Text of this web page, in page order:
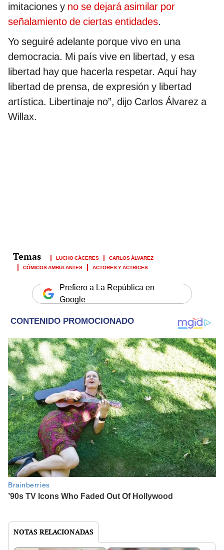
imitaciones y no se dejará asimilar por
señalamiento de ciertas entidades.
Yo seguiré adelante porque vivo en una
democracia. Mi país vive en libertad, y esa
libertad hay que hacerla respetar. Aquí hay
libertad de prensa, de expresión y libertad
artística. Libertinaje no”, dijo Carlos Álvarez a
Willax.
LUCHO CÁCERES
CARLOS ÁLVAREZ
CÓMICOS AMBULANTES
ACTORES Y ACTRICES
Prefiero a La República en
Google
NOTAS RELACIONADAS